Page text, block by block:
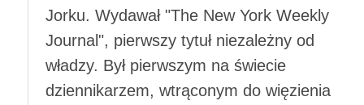
Jorku. Wydawał "The New York Weekly
Journal", pierwszy tytuł niezależny od
władzy. Był pierwszym na świecie
dziennikarzem, wtrąconym do więzienia